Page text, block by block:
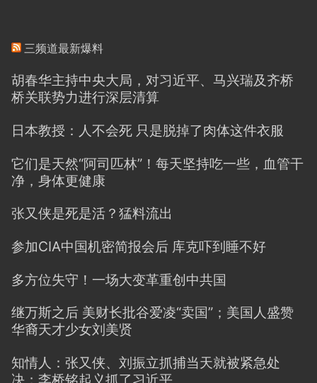
三频道最新爆料
胡春华主持中央大局，对习近平、马兴瑞及齐桥
桥关联势力进行深层清算
日本教授：人不会死 只是脱掉了肉体这件衣服
它们是天然“阿司匹林”！每天坚持吃一些，血管干
净，身体更健康
张又侠是死是活？猛料流出
参加CIA中国机密简报会后 库克吓到睡不好
多方位失守！一场大变革重创中共国
继万斯之后 美财长批谷爱凌“卖国”；美国人盛赞
华裔天才少女刘美贤
知情人：张又侠、刘振立抓捕当天就被紧急处
决；李桥铭起义抓了习近平